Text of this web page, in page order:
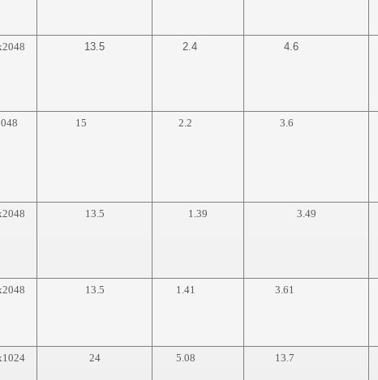
13.5 2.4 4.6
15 2.2 3.6
13.5 1.39 3.49
13.5 1.41 3.61
24 5.08 13.7